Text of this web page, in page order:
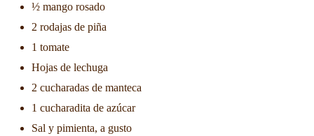
½ mango rosado
2 rodajas de piña
1 tomate
Hojas de lechuga
2 cucharadas de manteca
1 cucharadita de azúcar
Sal y pimienta, a gusto